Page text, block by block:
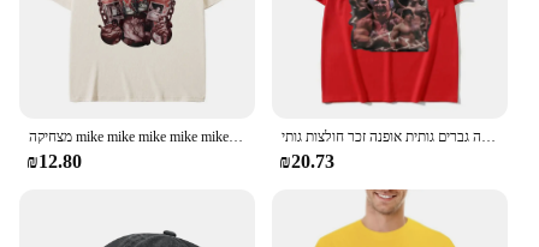
מצחיקה mike mike mike mike mike mike mike muke mitzer גברים נשים חדר כושר שרירן חולצות שרוול קצר חולצת כותנה טהורה
₪12.80
מגג תאומים משאבת סטרואידים כיסוי חולצה בגודל גודל עבור גברים נשים גוף אופנה גברים גותית אופנה זכר חולצות גותי
₪20.73